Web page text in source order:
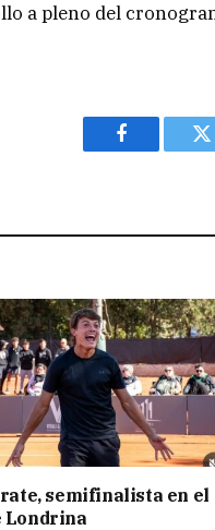
a pleno del
Facebook
semifinalista en el
Londrina